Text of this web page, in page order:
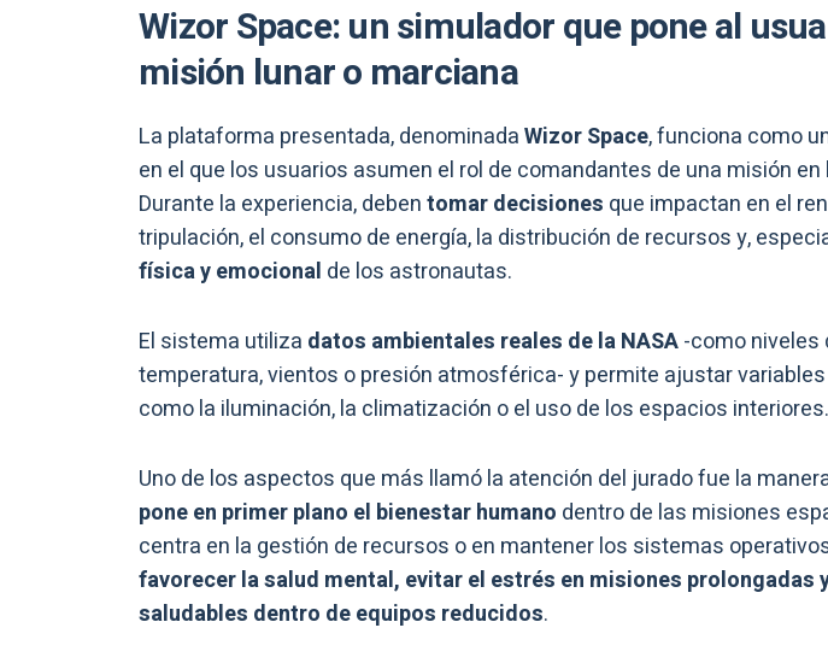
Wizor Space: un simulador que pone al
misión lunar o marciana
La plataforma presentada, denominadaWizor Space, funciona como
en el que los usuarios asumen el rol de comandantes de una misión en
Durante la experiencia, debentomar decisiones que impactan en el
tripulación, el consumo de energía, la distribución de recursos y,
física y emocional de los astronautas.
El sistema utiliza datos ambientales reales de la NASA-como niveles
temperatura, vientos o presión atmosférica- y permite ajustar
como la iluminación, la climatización o el uso de los espacios interiores.
Uno de los aspectos que más llamó la atención del jurado fue la
pone en primer plano el bienestar humano dentro de las misiones
centra en la gestión de recursos o en mantener los sistemas
favorecer la salud mental, evitar el estrés en misiones prolongadas
saludables dentro de equipos reducidos.